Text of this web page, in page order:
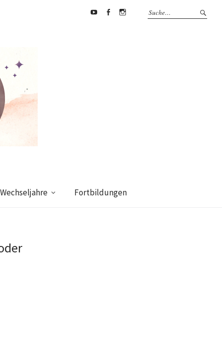
Wechseljahre Fortbildungen